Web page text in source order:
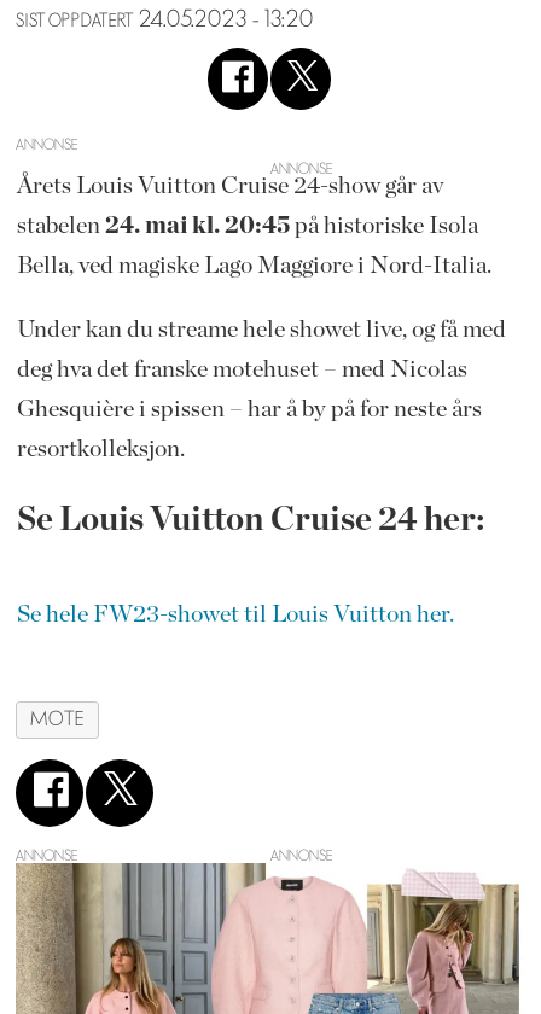
SIST OPPDATERT 24.05.2023 - 13:20
ANNONSE
Årets Louis Vuitton Cruise 24-show går av
stabelen 24. mai kl. 20:45på historiske Isola
Bella, ved magiske Lago Maggiore i Nord-Italia.
Under kan du streame hele showet live, og få med
deg hva det franske motehuset – med Nicolas
Ghesquière i spissen – har å by på for neste års
resortkolleksjon.
Se Louis Vuitton Cruise 24 her:
Se hele FW23-showet til Louis Vuitton her.
MOTE
ANNONSE